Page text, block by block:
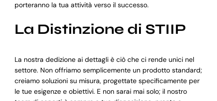
porteranno la tua attività verso il successo.
La Distinzione di STIIP
La nostra dedizione ai dettagli è ciò che ci rende unici nel
settore. Non offriamo semplicemente un prodotto standard;
creiamo soluzioni su misura, progettate specificamente per
le tue esigenze e obiettivi. E non sarai mai solo; il nostro